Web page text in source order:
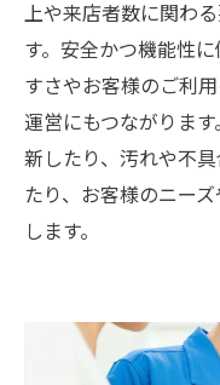
上や来店者数に関わ
す。安全かつ機能性
すさやお客様のご利
運営にもつながりま
新したり、汚れや不
たり、お客様のニー
します。